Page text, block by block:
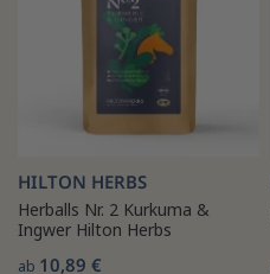
HILTON HERBS
Herballs Nr. 2 Kurkuma &
Ingwer Hilton Herbs
ab 10,89 €